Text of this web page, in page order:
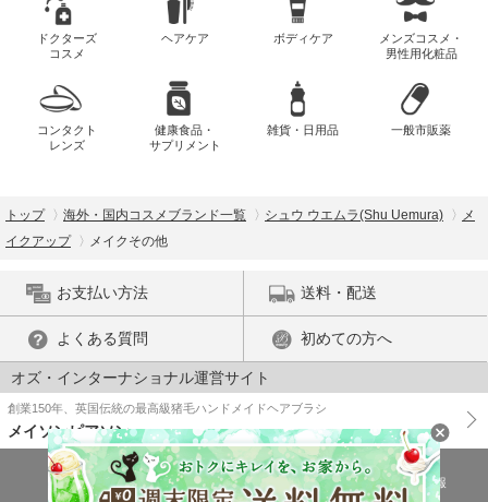
ドクターズ
コスメ
ヘアケア ボディケア
メンズコスメ・
男性用化粧品
コンタクト
レンズ
健康食品・
サプリメント
雑貨・日用品 一般市販薬
トップ 海外・国内コスメブランド一覧 シュウ ウエムラ(Shu Uemura)
メ
イクアップ
メイクその他
お支払い方法 送料・配送
よくある質問 初めての方へ
オズ・インターナショナル運営サイト
創業150年、英国伝統の最高級猪毛ハンドメイドヘアブラシ
メイソンピアソン
特商法に基づく表示 プライバシーポリシー
医薬品販売許可証の情報
ご利用規約
PC版で表示